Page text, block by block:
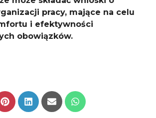
pracy, mające na celu
i efektywności
obowiązków.
Share
on
Share
on
Share
on
Share
on